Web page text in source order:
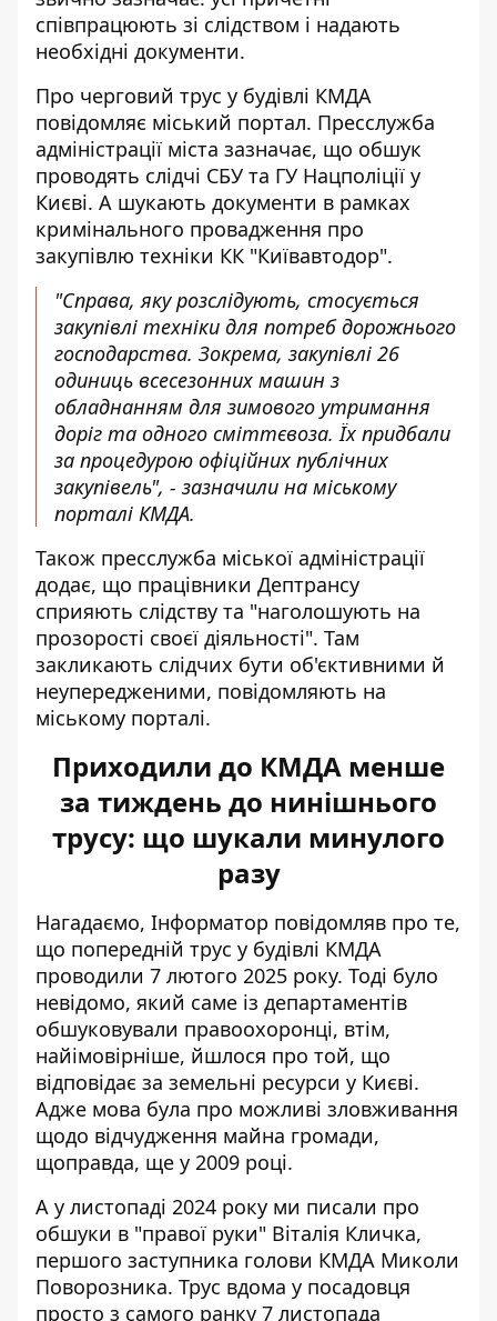
співпрацюють зі слідством і надають
необхідні документи.
Про черговий трус у будівлі КМДА
повідомляє міський портал. Пресслужба
адміністрації міста зазначає, що обшук
проводять слідчі СБУ та ГУ Нацполіції у
Києві. А шукають документи в рамках
кримінального провадження про
закупівлю техніки КК "Київавтодор".
"Справа, яку розслідують, стосується
закупівлі техніки для потреб дорожнього
господарства. Зокрема, закупівлі 26
одиниць всесезонних машин з
обладнанням для зимового утримання
доріг та одного сміттєвоза. Їх придбали
за процедурою офіційних публічних
закупівель", - зазначили на міському
порталі КМДА.
Також пресслужба міської адміністрації
додає, що працівники Дептрансу
сприяють слідству та "наголошують на
прозорості своєї діяльності". Там
закликають слідчих бути об'єктивними й
неупередженими, повідомляють на
міському порталі.
Приходили до КМДА менше
за тиждень до нинішнього
трусу: що шукали минулого
разу
Нагадаємо, Інформатор повідомляв про те,
що попередній трус у будівлі КМДА
проводили 7 лютого 2025 року. Тоді було
невідомо, який саме із департаментів
обшуковували правоохоронці, втім,
найімовірніше, йшлося про той, що
відповідає за земельні ресурси у Києві.
Адже мова була про можливі зловживання
щодо відчудження майна громади,
щоправда, ще у 2009 році.
А у листопаді 2024 року ми писали про
обшуки в "правої руки" Віталія Кличка,
першого заступника голови КМДА Миколи
Поворозника. Трус вдома у посадовця
просто з самого ранку 7 листопада